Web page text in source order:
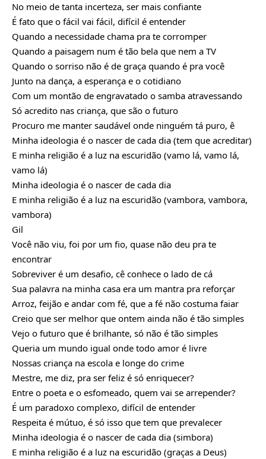
No meio de tanta incerteza, ser mais confiante
É fato que o fácil vai fácil, difícil é entender
Quando a necessidade chama pra te corromper
Quando a paisagem num é tão bela que nem a TV
Quando o sorriso não é de graça quando é pra você
Junto na dança, a esperança e o cotidiano
Com um montão de engravatado o samba atravessando
Só acredito nas criança, que são o futuro
Procuro me manter saudável onde ninguém tá puro, ê
Minha ideologia é o nascer de cada dia (tem que acreditar)
E minha religião é a luz na escuridão (vamo lá, vamo lá,
vamo lá)
Minha ideologia é o nascer de cada dia
E minha religião é a luz na escuridão (vambora, vambora,
vambora)
Gil
Você não viu, foi por um fio, quase não deu pra te
encontrar
Sobreviver é um desafio, cê conhece o lado de cá
Sua palavra na minha casa era um mantra pra reforçar
Arroz, feijão e andar com fé, que a fé não costuma faiar
Creio que ser melhor que ontem ainda não é tão simples
Vejo o futuro que é brilhante, só não é tão simples
Queria um mundo igual onde todo amor é livre
Nossas criança na escola e longe do crime
Mestre, me diz, pra ser feliz é só enriquecer?
Entre o poeta e o esfomeado, quem vai se arrepender?
É um paradoxo complexo, difícil de entender
Respeita é mútuo, é só isso que tem que prevalecer
Minha ideologia é o nascer de cada dia (simbora)
E minha religião é a luz na escuridão (graças a Deus)